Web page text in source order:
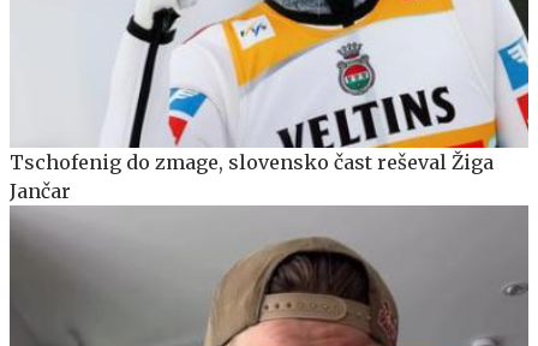
Tschofenig do zmage, slovensko čast reševal Žiga
Jančar